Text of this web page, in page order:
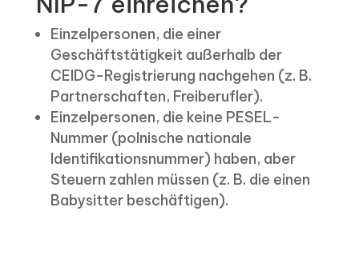
Einzelpersonen, die einer
Geschäftstätigkeit außerhalb der
CEIDG-Registrierung nachgehen (z. B.
Partnerschaften, Freiberufler).
Einzelpersonen, die keine PESEL-
Nummer (polnische nationale
Identifikationsnummer) haben, aber
Steuern zahlen müssen (z. B. die einen
Babysitter beschäftigen).